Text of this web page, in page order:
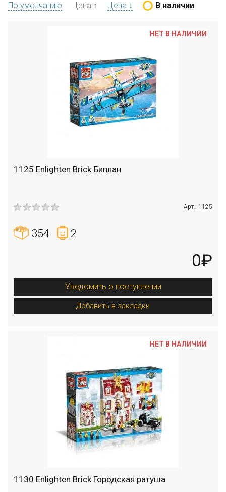
По умолчанию Цена ↑ Цена ↓ В наличии
1125 Enlighten Brick Биплан
Арт.: 1125
354 2
0₽
Уведомить о поступлении
Добавить в закладки
НЕТ В НАЛИЧИИ
1130 Enlighten Brick Городская ратуша
НЕТ В НАЛИЧИИ